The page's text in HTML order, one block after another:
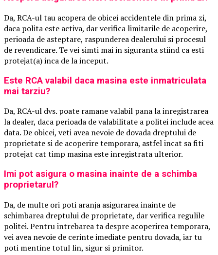
Da, RCA-ul tau acopera de obicei accidentele din prima zi,
daca polita este activa, dar verifica limitarile de acoperire,
perioada de asteptare, raspunderea dealerului si procesul
de revendicare. Te vei simti mai in siguranta stiind ca esti
protejat(a) inca de la inceput.
Este RCA valabil daca masina este inmatriculata
mai tarziu?
Da, RCA-ul dvs. poate ramane valabil pana la inregistrarea
la dealer, daca perioada de valabilitate a politei include acea
data. De obicei, veti avea nevoie de dovada dreptului de
proprietate si de acoperire temporara, astfel incat sa fiti
protejat cat timp masina este inregistrata ulterior.
Imi pot asigura o masina inainte de a schimba
proprietarul?
Da, de multe ori poti aranja asigurarea inainte de
schimbarea dreptului de proprietate, dar verifica regulile
politei. Pentru intrebarea ta despre acoperirea temporara,
vei avea nevoie de cerinte imediate pentru dovada, iar tu
poti mentine totul lin, sigur si primitor.